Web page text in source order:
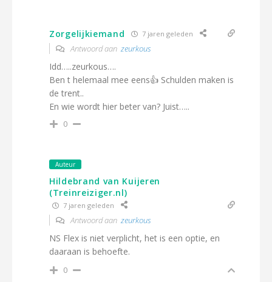
Zorgelijkiemand 7 jaren geleden
Antwoord aan zeurkous
Idd…..zeurkous….
Ben t helemaal mee eens👍 Schulden maken is
de trent..
En wie wordt hier beter van? Juist…..
0
Auteur
Hildebrand van Kuijeren
(Treinreiziger.nl)
7 jaren geleden
Antwoord aan zeurkous
NS Flex is niet verplicht, het is een optie, en
daaraan is behoefte.
0